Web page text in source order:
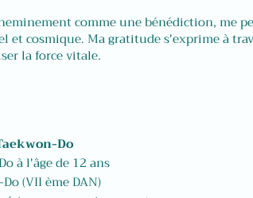
comme une bénédiction, me
et cosmique. Ma gratitude s'exprime à
la force vitale.
Do
à l'âge de 12 ans
(VII ème DAN)